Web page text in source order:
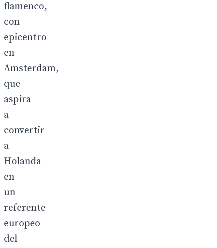
flamenco,
con
epicentro
en
Amsterdam,
que
aspira
a
convertir
a
Holanda
en
un
referente
europeo
del